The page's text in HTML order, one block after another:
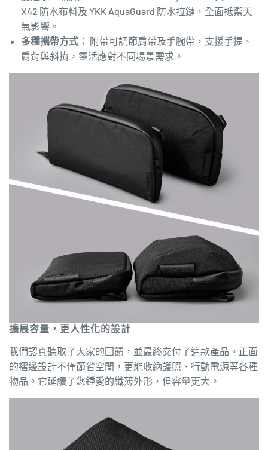
X42 防水布料及 YKK AquaGuard 防水拉鏈，全面抵禦天
氣影響。
多種攜帶方式： 附帶可調節肩帶及手腕帶，支援手提、
肩背與斜揹，靈活應對不同場景需求。
擴展容量，更人性化的設計
我們認真聽取了大家的回饋，並最終交付了這款產品。正面
的褶邊設計不僅節省空間，更能收納護照、行動電源等各種
物品。它延續了您鍾愛的纖薄外形，但容量更大。